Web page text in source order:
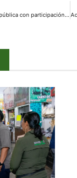
Posible mejorar seguridad pública con participación ciudadana: HAR